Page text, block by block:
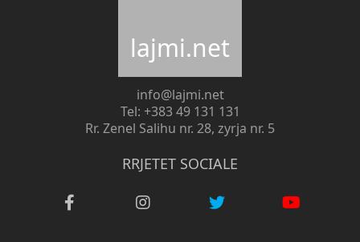
lajmi.net
info@lajmi.net
Tel: +383 49 131 131
Rr. Zenel Salihu nr. 28, zyrja nr. 5
RRJETET SOCIALE